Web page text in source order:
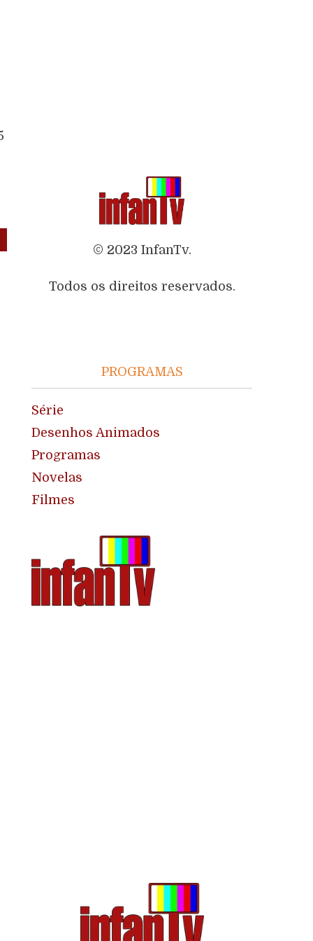
© 2023 InfanTv.
Todos os direitos reservados.
PROGRAMAS
Série
Desenhos Animados
Programas
Novelas
Filmes